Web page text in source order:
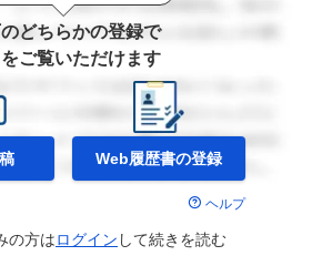
のどちらかの登録で
ご覧いただけます
Web履歴書の登録
ヘルプ
の方はログイン して続きを読む